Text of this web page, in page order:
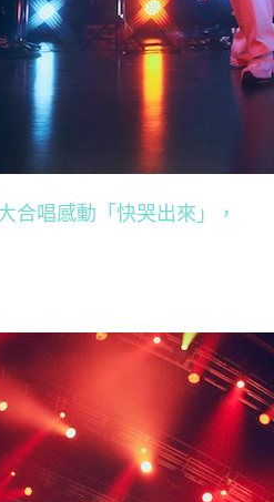
合唱感動「快哭出來」，